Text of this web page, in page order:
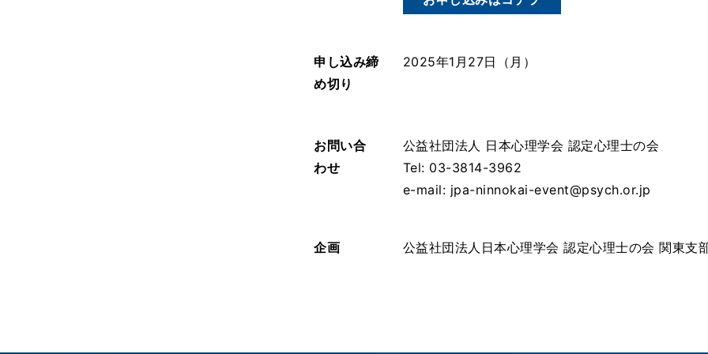
申し込み締
め切り
2025年1月27日（月）
お問い合
わせ
公益社団法人 日本心理学会 認定心理士の会
Tel: 03-3814-3962
e-mail: jpa-ninnokai-event@psych.or.jp
企画 公益社団法人日本心理学会 認定心理士の会 関東支